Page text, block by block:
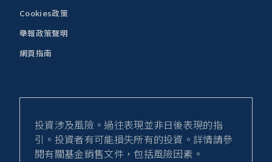
Cookies政策
舉報政策聲明
網頁指南
投資涉及風險。過往表現並非日後表現的指
引。投資者有可能損失所有的投資。詳情請參
閱有關基金銷售文件，包括風險因素。